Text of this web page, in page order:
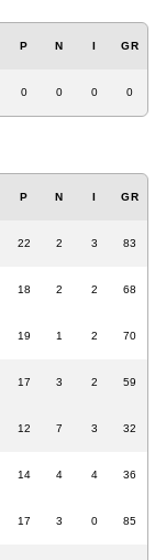
P N I GR
0 0 0 0
P N I GR
22 2 3 83
18 2 2 68
19 1 2 70
17 3 2 59
12 7 3 32
14 4 4 36
17 3 0 85